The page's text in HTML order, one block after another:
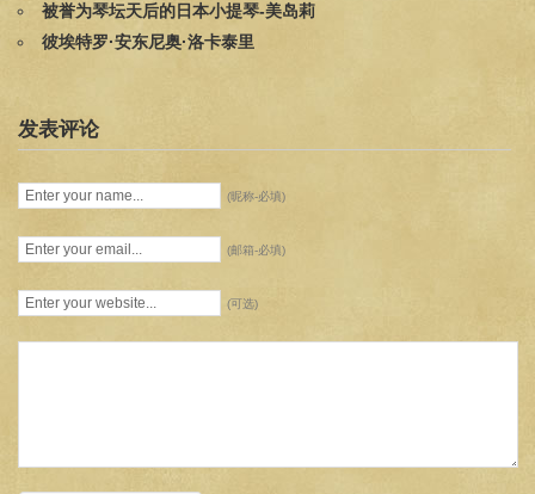
被誉为琴坛天后的日本小提琴-美岛莉
彼埃特罗·安东尼奥·洛卡泰里
发表评论
(昵称-必填)
(邮箱-必填)
(可选)